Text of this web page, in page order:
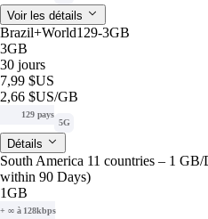
Voir les détails
Brazil+World129-3GB
3GB
30 jours
7,99 $US
2,66 $US/GB
129 pays
5G
Détails
South America 11 countries – 1
within 90 Days)
1GB
+ ∞ à 128kbps